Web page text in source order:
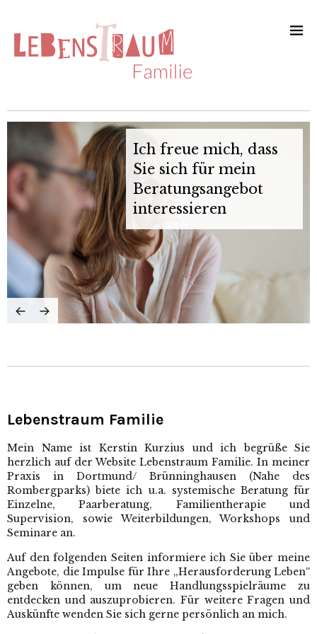
Ich freue mich, dass
Sie sich für mein
Beratungsangebot
interessieren
Lebenstraum Familie
Mein Name ist Kerstin Kurzius und ich begrüße Sie
herzlich auf der Website Lebenstraum Familie. In meiner
Praxis in Dortmund/ Brünninghausen (Nahe des
Rombergparks) biete ich u.a. systemische Beratung für
Einzelne, Paarberatung, Familientherapie und
Supervision, sowie Weiterbildungen, Workshops und
Seminare an.
Auf den folgenden Seiten informiere ich Sie über meine
Angebote, die Impulse für Ihre „Herausforderung Leben“
geben können, um neue Handlungsspielräume zu
entdecken und auszuprobieren. Für weitere Fragen und
Auskünfte wenden Sie sich gerne persönlich an mich.